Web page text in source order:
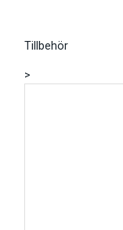
Tillbehör
>